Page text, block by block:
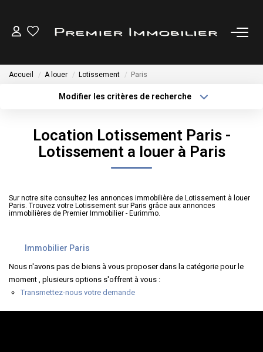
LOUER
ESTIMER
GESTION LOCATIVE
NOTRE AGENCE
Accueil A louer Lotissement Paris
Modifier les critères de recherche
Sélectionnez...
Type de bien
Surface min
Créer une alerte
Location Lotissement Paris -
Lotissement a louer à Paris
Sur notre site consultez les annonces immobilière de Lotissement à louer
Paris. Trouvez votre Lotissement sur Paris grâce aux annonces
immobilières de Premier Immobilier - Eurimmo.
Immobilier Paris
Nous n'avons pas de biens à vous proposer dans la catégorie pour le
moment , plusieurs options s'offrent à vous :
Transmettez-nous votre demande